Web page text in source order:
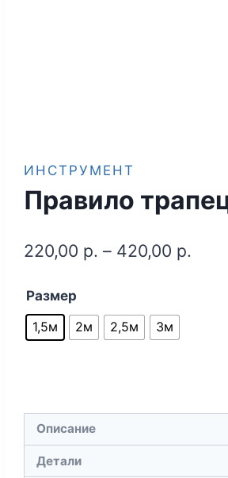
ИНСТРУМЕНТ
Правило
220,00 р. – 420,00 р.
Размер
1,5м
2м 2,5м 3м
Описание
Детали